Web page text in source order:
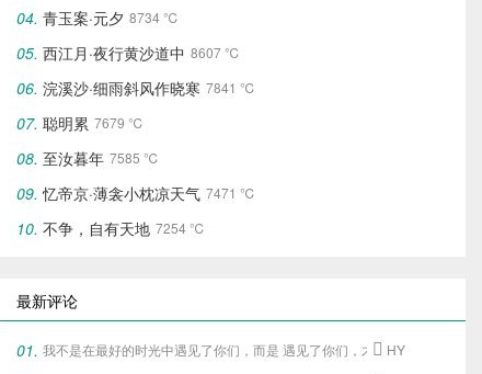
青玉案·元夕 8734 ℃
西江月·夜行黄沙道中 8607 ℃
浣溪沙·细雨斜风作晓寒 7841 ℃
聪明累 7679 ℃
至汝暮年 7585 ℃
忆帝京·薄衾小枕凉天气 7471 ℃
不争，自有天地 7254 ℃
最新评论
我不是在最好的时光中遇见了你们，而是 遇见了你们， 才给了我这段最好
 HY